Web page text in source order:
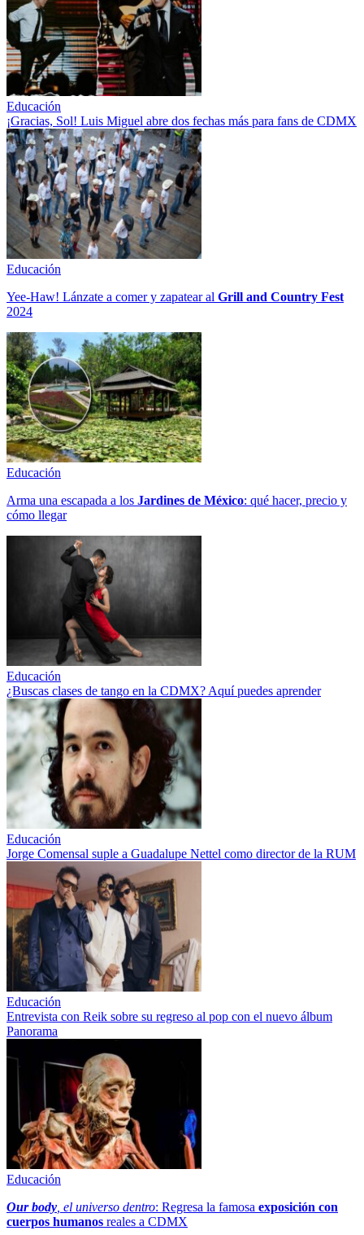
Educación
¡Gracias, Sol! Luis Miguel abre dos fechas más para fans de CDMX
Educación
Yee-Haw! Lánzate a comer y zapatear al Grill and Country Fest
2024
Educación
Arma una escapada a los Jardines de México: qué hacer, precio y
cómo llegar
Educación
¿Buscas clases de tango en la CDMX? Aquí puedes aprender
Educación
Jorge Comensal suple a Guadalupe Nettel como director de la RUM
Educación
Entrevista con Reik sobre su regreso al pop con el nuevo álbum
Panorama
Educación
Our body , el universo dentro: Regresa la famosa exposición con
cuerpos humanos reales a CDMX